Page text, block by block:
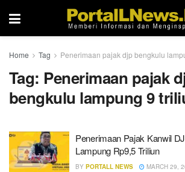
Home Tag Penerimaan pajak djp bengkulu
Tag: Penerimaan pajak
bengkulu lampung 9
Penerimaan Pajak Kanwil
Lampung Rp9,5 Triliun
BY PORTALL NEWS MARCH 29,